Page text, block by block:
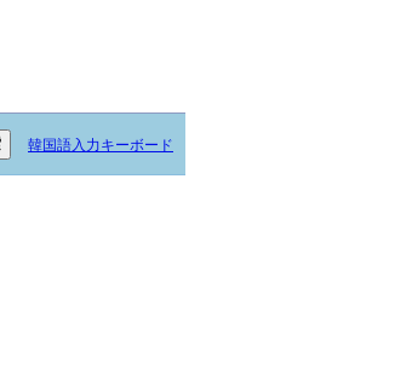
韓国語入力キーボード